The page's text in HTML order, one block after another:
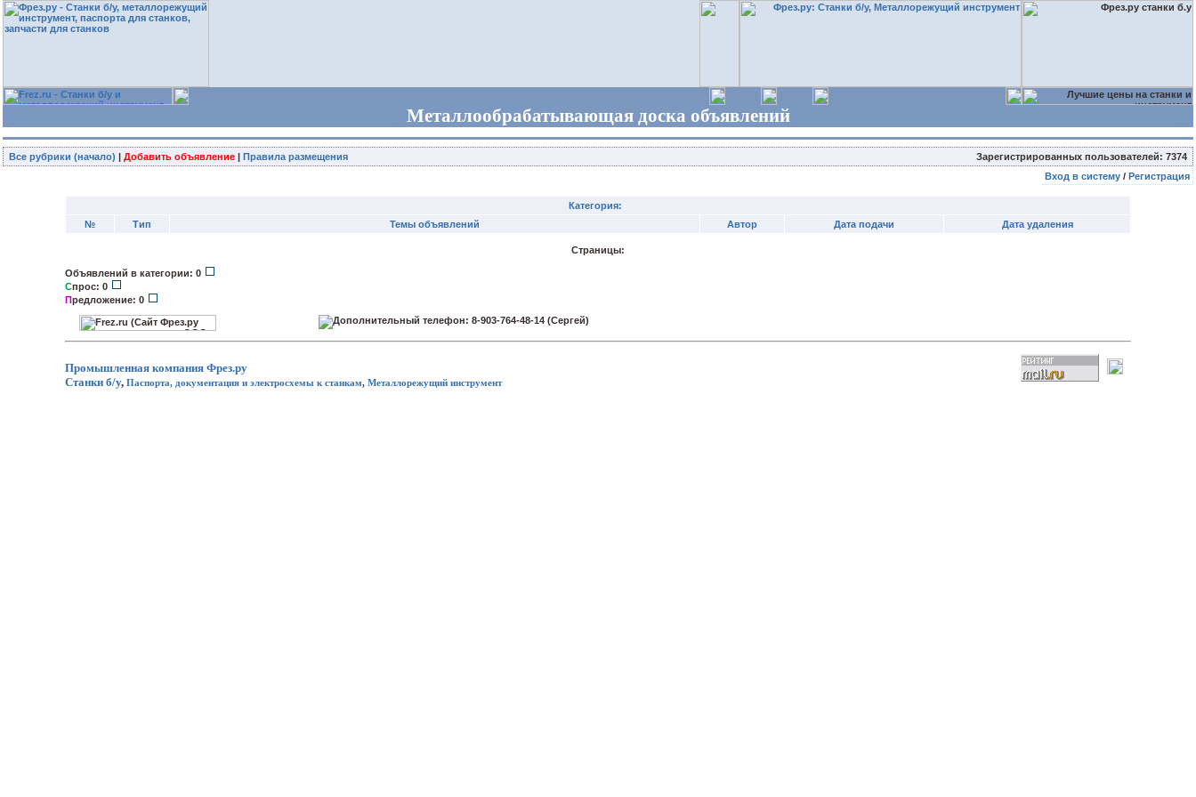
Металлообрабатывающая доска объявлений
Все рубрики (начало) | Добавить объявление | Правила размещения
Зарегистрированных пользователей: 7374
Вход в систему / Регистрация
Категория:
№
Тип Темы объявлений Автор Дата подачи Дата удаления
Страницы:
Объявлений в категории: 0
Спрос: 0
Предложение: 0
Промышленная компания Фрез.ру
Станки б/у, Паспорта, документация и электросхемы к станкам, Металлорежущий инструмент